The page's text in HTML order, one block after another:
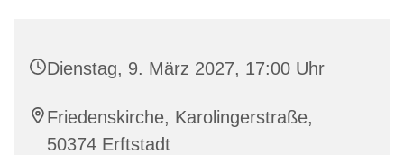
Dienstag, 9. März 2027, 17:00 Uhr
Friedenskirche, Karolingerstraße,
50374 Erftstadt